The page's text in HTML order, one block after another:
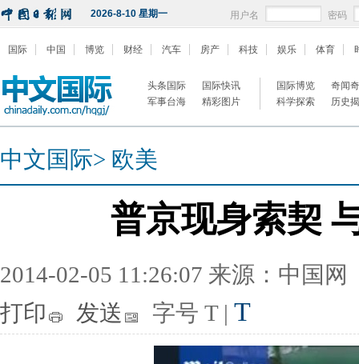
2026-8-10 星期一 用户名 密码
国际 中国 博览 财经 汽车 房产 科技 娱乐 体育
头条国际
国际快讯
军事台海
精彩图片
国际博览
奇闻
科学探索
历史
中文国际> 欧美
普京现身索契
2014-02-05 11:26:07 来源：中国网
打印
发送 字号 T | T